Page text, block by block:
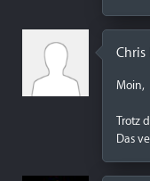
Moin,
Trotz
Das